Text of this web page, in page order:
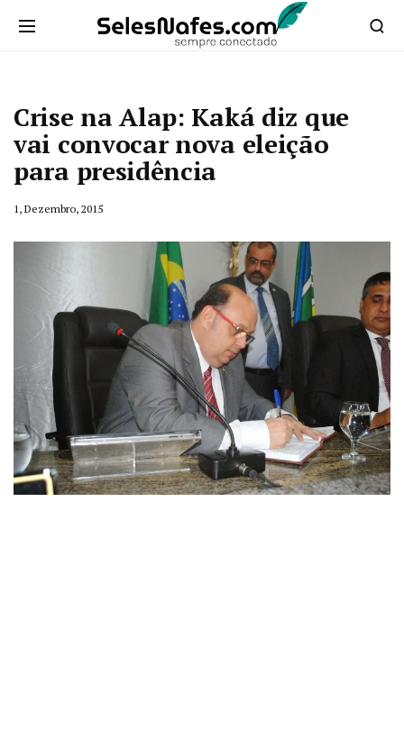
Crise na Alap: Kaká diz que
vai convocar nova eleição
para presidência
1, Dezembro, 2015